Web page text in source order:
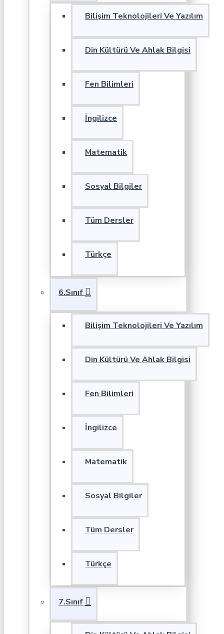
Bilişim Teknolojileri Ve Yazılım
Din Kültürü Ve Ahlak Bilgisi
Fen Bilimleri
İngilizce
Matematik
Sosyal Bilgiler
Tüm Dersler
Türkçe
6.Sınıf
Bilişim Teknolojileri Ve Yazılım
Din Kültürü Ve Ahlak Bilgisi
Fen Bilimleri
İngilizce
Matematik
Sosyal Bilgiler
Tüm Dersler
Türkçe
7.Sınıf